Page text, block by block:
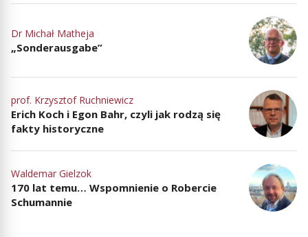
Dr Michał Matheja
„Sonderausgabe”
prof. Krzysztof Ruchniewicz
Erich Koch i Egon Bahr, czyli jak rodzą się
fakty historyczne
Waldemar Gielzok
170 lat temu… Wspomnienie o Robercie
Schumannie